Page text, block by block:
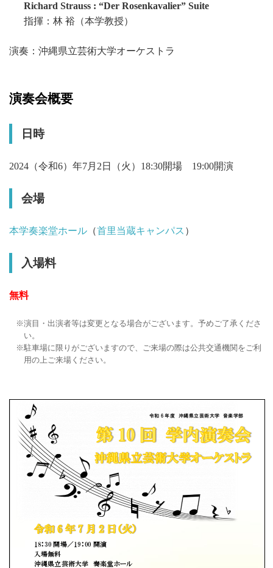
Richard Strauss : “Der Rosenkavalier” Suite
指揮：林 裕（本学教授）
演奏：沖縄県立芸術大学オーケストラ
演奏会概要
日時
2024（令和6）年7月2日（火）18:30開場 19:00開演
会場
本学奏楽堂ホール （首里当蔵キャンパス ）
入場料
無料
演目・出演者等は変更となる場合がございます。予めご了承くださ
い。
駐車場に限りがございますので、ご来場の際は公共交通機関をご利
用の上ご来場ください。